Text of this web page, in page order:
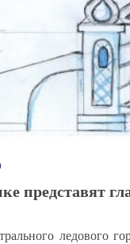
представят
ледового